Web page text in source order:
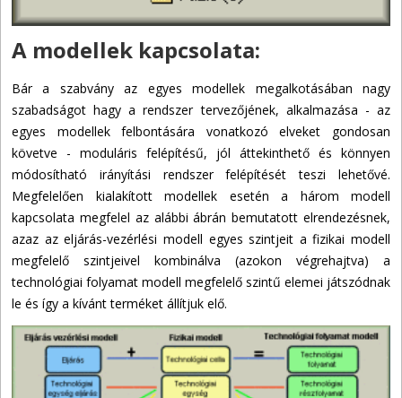
A modellek kapcsolata:
Bár a szabvány az egyes modellek megalkotásában nagy
szabadságot hagy a rendszer tervezőjének, alkalmazása - az
egyes modellek felbontására vonatkozó elveket gondosan
követve - moduláris felépítésű, jól áttekinthető és könnyen
módosítható irányítási rendszer felépítését teszi lehetővé.
Megfelelően kialakított modellek esetén a három modell
kapcsolata megfelel az alábbi ábrán bemutatott elrendezésnek,
azaz az eljárás-vezérlési modell egyes szintjeit a fizikai modell
megfelelő szintjeivel kombinálva (azokon végrehajtva) a
technológiai folyamat modell megfelelő szintű elemei játszódnak
le és így a kívánt terméket állítjuk elő.